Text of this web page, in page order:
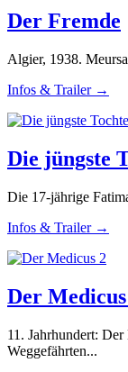
Der Fremde
Algier, 1938.
Infos & Trailer →
Die jüngste
Die 17-jährige
Infos & Trailer →
Der
11. Jahrhundert:
Weggefährten...